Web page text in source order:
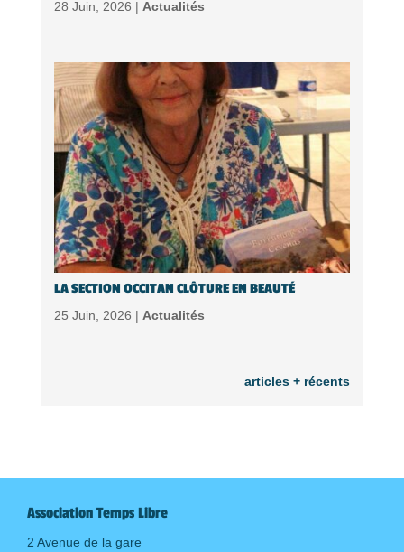
28 Juin, 2026 | Actualités
LA SECTION OCCITAN CLÔTURE EN BEAUTÉ
25 Juin, 2026 | Actualités
articles + récents
Association Temps Libre
2 Avenue de la gare